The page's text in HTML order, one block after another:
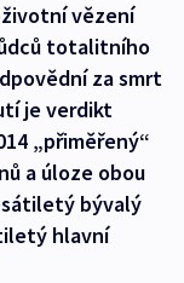
vězení
totalitního
za smrt
je verdikt
„přiměřený“
a úloze obou
bývalý
hlavní